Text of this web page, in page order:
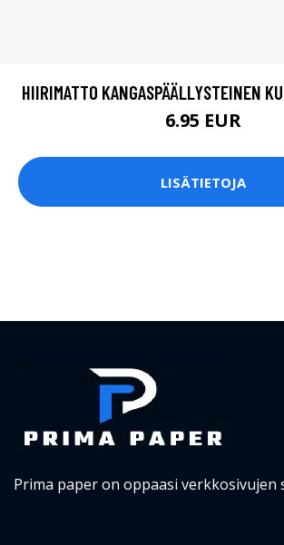
HIIRIMATTO KANGASPÄÄLLYSTEINEN
6.95 EUR
LISÄTIETOJA
Prima paper on oppaasi verkkosivujen